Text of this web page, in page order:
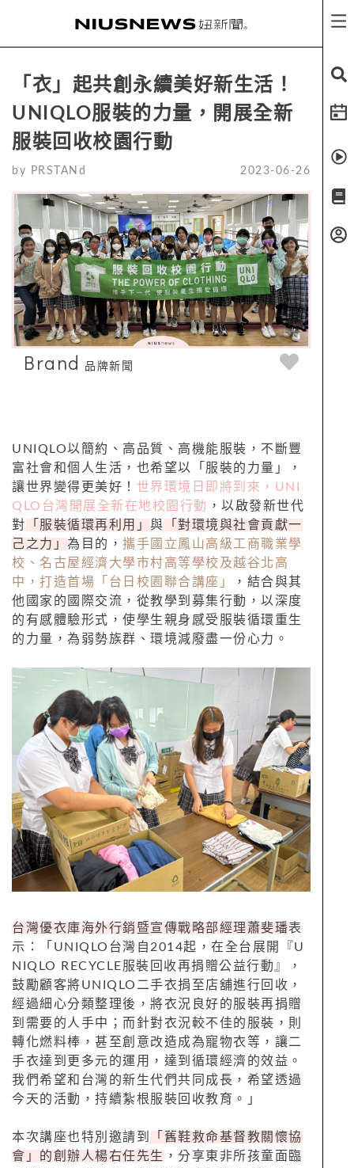
「衣」起共創永續美好新生活！
UNIQLO服裝的力量，開展全新
服裝回收校園行動
by PRSTANd 2023-06-26
Brand 品牌新聞
UNIQLO以簡約、高品質、高機能服裝，不斷豐
富社會和個人生活，也希望以「服裝的力量」，
讓世界變得更美好！ 世界環境日即將到來，UNI
QLO台灣開展全新在地校園行動 ，以啟發新世代
對 「服裝循環再利用」 與 「對環境與社會貢獻一
己之力」 為目的， 攜手國立鳳山高級工商職業學
校、名古屋經濟大學市村高等學校及越谷北高
中，打造首場「台日校園聯合講座」
，結合與其
他國家的國際交流，從教學到募集行動，以深度
的有感體驗形式，使學生親身感受服裝循環重生
的力量，為弱勢族群、環境減廢盡一份心力。
台灣優衣庫海外行銷暨宣傳戰略部經理蕭斐璠表
示：「UNIQLO台灣自2014起，在全台展開『U
NIQLO RECYCLE服裝回收再捐贈公益行動』，
鼓勵顧客將UNIQLO二手衣捐至店舖進行回收，
經過細心分類整理後，將衣況良好的服裝再捐贈
到需要的人手中；而針對衣況較不佳的服裝，則
轉化燃料棒，甚至創意改造成為寵物衣等，讓二
手衣達到更多元的運用，達到循環經濟的效益。
我們希望和台灣的新生代們共同成長，希望透過
今天的活動，持續紮根服裝回收教育。」
本次講座也特別邀請到
「舊鞋救命基督教關懷協
會」的創辦人楊右任先生 ，分享東非所孩童面臨